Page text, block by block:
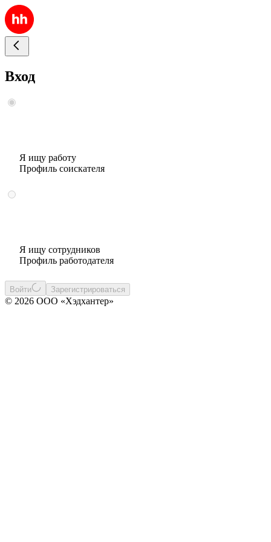
Вход
Я ищу работу
Профиль соискателя
Я ищу сотрудников
Профиль работодателя
Войти Зарегистрироваться
© 2026 ООО «Хэдхантер»